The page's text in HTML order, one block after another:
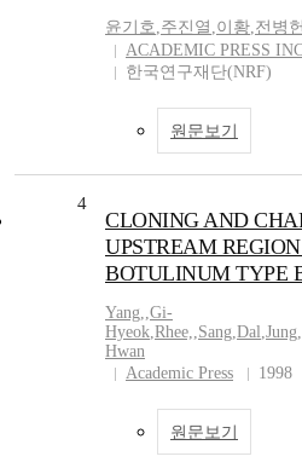
윤기호,주진열 ,이황,전병
ACADEMIC PRESS
한국연구재단(NRF)
원문보기
4
CLONING AND
UPSTREAM
BOTULINUM TYPE
Yang,,Gi-
Hyeok,Rhee,,Sang,Dal,Jung,
Hwan
Academic Press
1998
원문보기